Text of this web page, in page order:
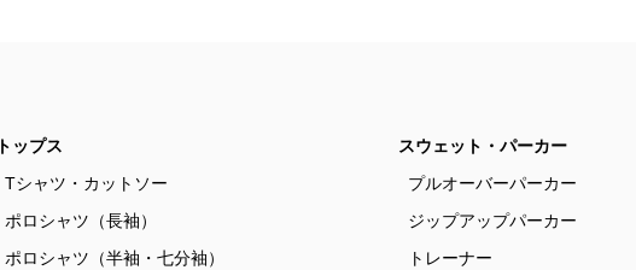
トップス
Tシャツ・カットソー
ポロシャツ（長袖）
ポロシャツ（半袖・七分袖）
スウェット・パーカー
プルオーバーパーカー
ジップアップパーカー
トレーナー